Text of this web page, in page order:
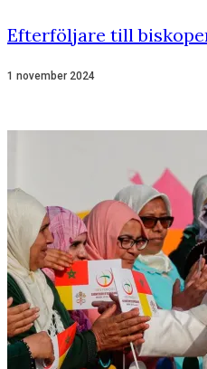
Efterföljare till
1 november 2024